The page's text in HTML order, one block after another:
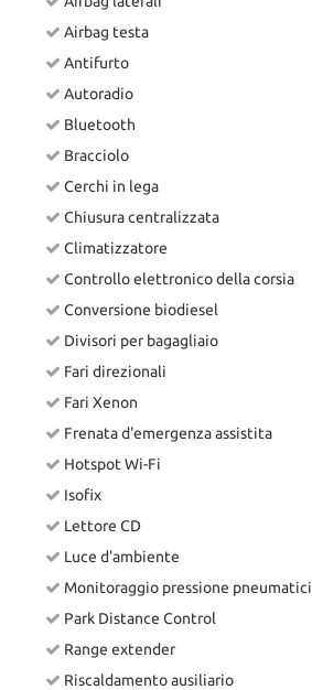
Airbag testa
Antifurto
Autoradio
Bluetooth
Bracciolo
Cerchi in lega
Chiusura centralizzata
Climatizzatore
Controllo elettronico della corsia
Conversione biodiesel
Divisori per bagagliaio
Fari direzionali
Fari Xenon
Frenata d'emergenza assistita
Hotspot Wi-Fi
Isofix
Lettore CD
Luce d'ambiente
Monitoraggio pressione pneumatici
Park Distance Control
Range extender
Riscaldamento ausiliario